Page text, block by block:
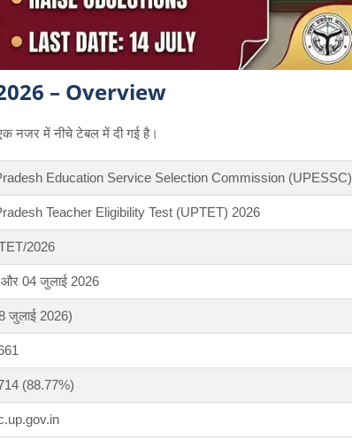
– Overview
नजर में नीचे टेबल में दी गई है।
Education Service Selection Commission (UPESSC)
Teacher Eligibility Test (UPTET) 2026
2026
04 जुलाई 2026
जुलाई 2026)
(88.77%)